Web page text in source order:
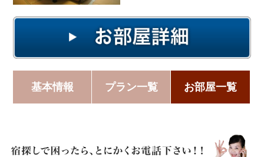
基本情報 プラン一覧 お部屋一覧